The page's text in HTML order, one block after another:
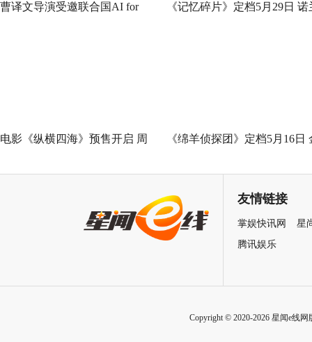
曹译文导演受邀联合国AI for 《记忆碎片》定档5月29日 诺
电影《纵横四海》预售开启 周 《绵羊侦探团》定档5月16日
友情链接
掌娱快讯网
星
腾讯娱乐
Copyright © 2020-2026 星闻e线